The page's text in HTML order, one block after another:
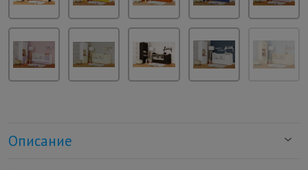
Описание